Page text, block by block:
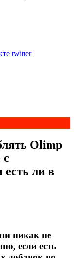
twitter
Olimp
с
ли в
никак не
если есть